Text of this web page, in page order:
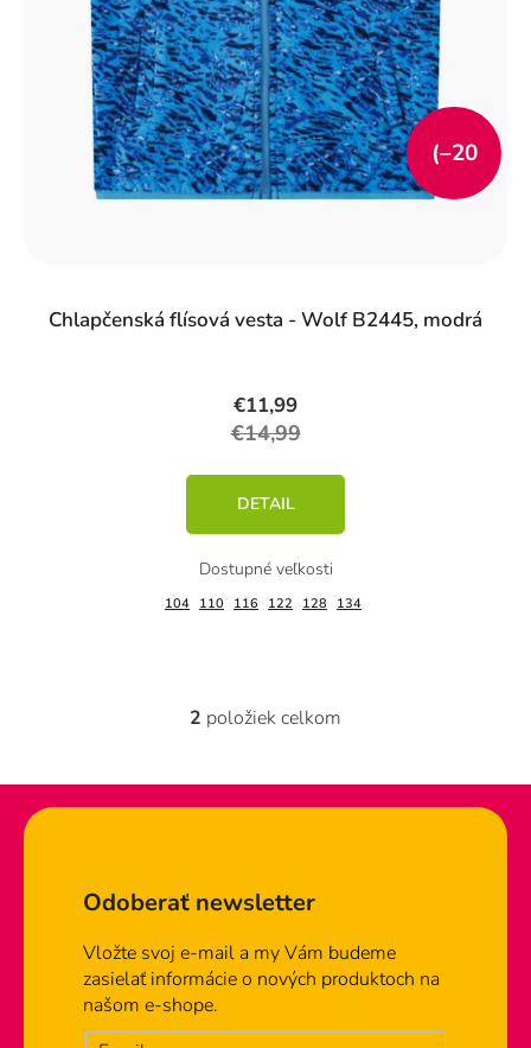
Chlapčenská flísová vesta - Wolf B2445, modrá
€11,99
€14,99
(–20
DETAIL
104 110 116 122 128 134
O
l
á
i
p
r
2 položiek celkom
Odoberať newsletter
Vložte svoj e-mail a my Vám budeme
zasielať informácie o nových produktoch na
našom e-shope.